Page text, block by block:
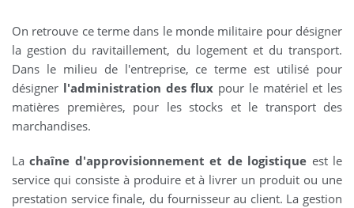
On retrouve ce terme dans le monde militaire pour désigner
la gestion du ravitaillement, du logement et du transport.
Dans le milieu de l'entreprise, ce terme est utilisé pour
désigner l'administration des flux pour le matériel et les
matières premières, pour les stocks et le transport des
marchandises.
Lachaîne d'approvisionnement et de logistique est le
service qui consiste à produire et à livrer un produit ou une
prestation service finale, du fournisseur au client. La gestion